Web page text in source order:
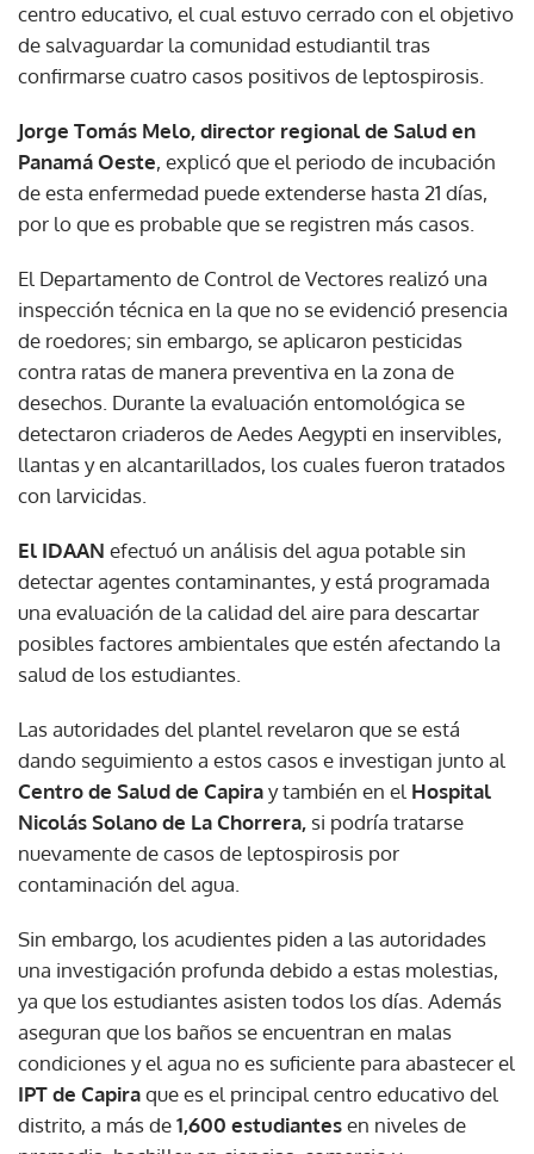
centro educativo, el cual estuvo cerrado con el objetivo
de salvaguardar la comunidad estudiantil tras
confirmarse cuatro casos positivos de leptospirosis.
Jorge Tomás Melo, director regional de Salud en
Panamá Oeste, explicó que el periodo de incubación
de esta enfermedad puede extenderse hasta 21 días,
por lo que es probable que se registren más casos.
El Departamento de Control de Vectores realizó una
inspección técnica en la que no se evidenció presencia
de roedores; sin embargo, se aplicaron pesticidas
contra ratas de manera preventiva en la zona de
desechos. Durante la evaluación entomológica se
detectaron criaderos de Aedes Aegypti en inservibles,
llantas y en alcantarillados, los cuales fueron tratados
con larvicidas.
El IDAAN efectuó un análisis del agua potable sin
detectar agentes contaminantes, y está programada
una evaluación de la calidad del aire para descartar
posibles factores ambientales que estén afectando la
salud de los estudiantes.
Las autoridades del plantel revelaron que se está
dando seguimiento a estos casos e investigan junto al
Centro de Salud de Capiray también en el Hospital
Nicolás Solano de La Chorrera, si podría tratarse
nuevamente de casos de leptospirosis por
contaminación del agua.
Sin embargo, los acudientes piden a las autoridades
una investigación profunda debido a estas molestias,
ya que los estudiantes asisten todos los días. Además
aseguran que los baños se encuentran en malas
condiciones y el agua no es suficiente para abastecer el
IPT de Capiraque es el principal centro educativo del
distrito, a más de1,600 estudiantesen niveles de